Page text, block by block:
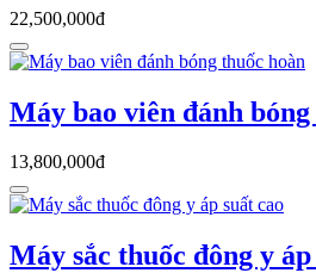
22,500,000đ
Máy bao viên đánh
13,800,000đ
Máy sắc thuốc đông y áp